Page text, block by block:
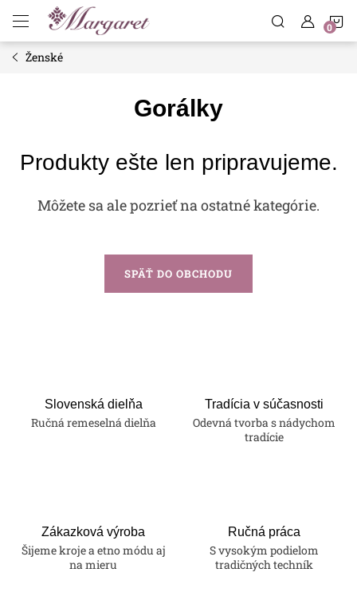
obsah
Ženské
Gorálky
Produkty ešte len pripravujeme.
Môžete sa ale pozrieť na ostatné kategórie.
SPÄŤ DO OBCHODU
Slovenská dielňa
Ručná remeselná dielňa
Tradícia v súčasnosti
Odevná tvorba s nádychom
tradície
Zákazková výroba
Šijeme kroje a etno módu aj
na mieru
Ručná práca
S vysokým podielom
tradičných techník